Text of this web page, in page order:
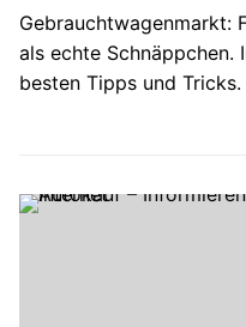
Gebrauchtwagenmarkt:
als echte Schnäppchen.
besten Tipps und Tricks.